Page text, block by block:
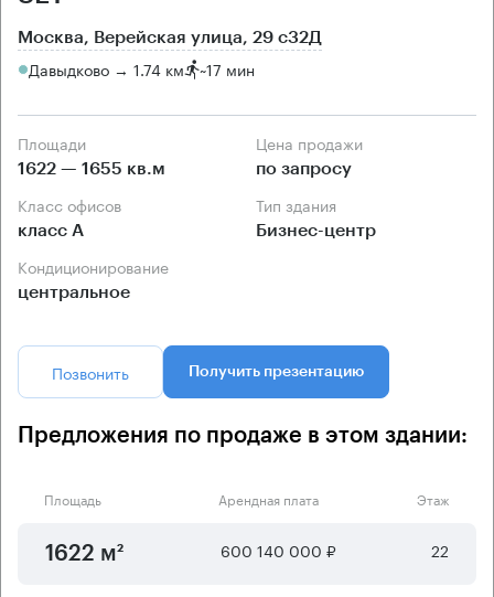
Москва, Верейская улица, 29 с32Д
Давыдково → 1.74 км ~17 мин
Площади
1622 — 1655 кв.м
Цена продажи
по запросу
Класс офисов
класс А
Тип здания
Бизнес-центр
Кондиционирование
центральное
Позвонить Получить презентацию
Предложения по продаже в этом здании:
Площадь Арендная плата Этаж
1622 м² 600 140 000 ₽ 22